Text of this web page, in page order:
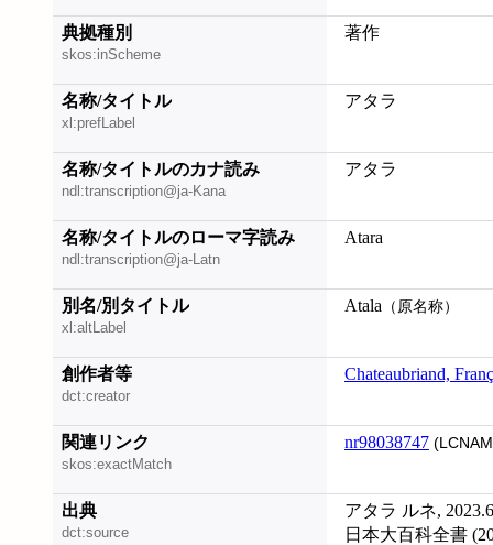
典拠種別
skos:inScheme
著作
名称/タイトル
xl:prefLabel
アタラ
名称/タイトルのカナ読み
ndl:transcription@ja-Kana
アタラ
名称/タイトルのローマ字読み
ndl:transcription@ja-Latn
Atara
別名/別タイトル
xl:altLabel
Atala （原名称）
創作者等
dct:creator
Chateaubriand,
関連リンク
skos:exactMatch
nr98038747
出典
dct:source
アタラ ルネ, 2023.6
日本大百科全書